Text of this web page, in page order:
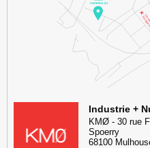
KMØ Hub d’innovation
Industrie +
KMØ- 30 rue
Spoerry
68100